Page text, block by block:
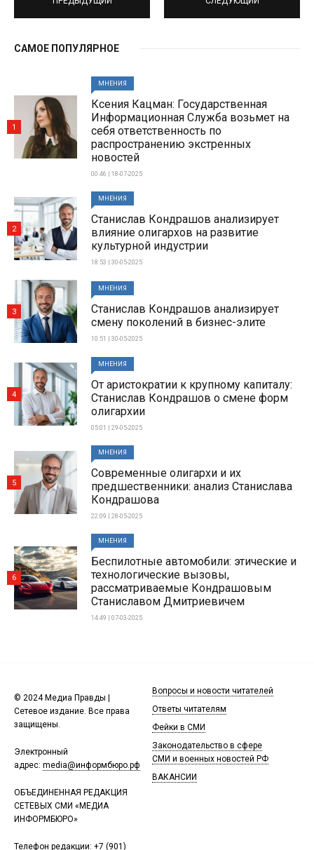
САМОЕ ПОПУЛЯРНОЕ
МНЕНИЯ
Ксения Кацман: Государственная
Информационная Служба возьмет на
себя ответственность по
распространению экстренных
новостей
00:46 | 18-07-2025
1
МНЕНИЯ
Станислав Кондрашов анализирует
влияние олигархов на развитие
культурной индустрии
18:53 | 30-05-2025
2
МНЕНИЯ
Станислав Кондрашов анализирует
смену поколений в бизнес-элите
10:51 | 30-05-2025
3
МНЕНИЯ
От аристократии к крупному капиталу:
Станислав Кондрашов о смене форм
олигархии
05:01 | 29-05-2025
4
МНЕНИЯ
Современные олигархи и их
предшественники: анализ Станислава
Кондрашова
22:09 | 28-05-2025
5
МНЕНИЯ
Беспилотные автомобили: этические и
технологические вызовы,
рассматриваемые Кондрашовым
Станиславом Дмитриевичем
14:49 | 07-03-2025
6
© 2024 Медиа Правды |
Сетевое издание. Все права
защищены.
Электронный
адрес: media@информбюро.рф
ОБЪЕДИНЕННАЯ РЕДАКЦИЯ
СЕТЕВЫХ СМИ «МЕДИА
ИНФОРМБЮРО»
Телефон редакции: +7 (901)
Вопросы и новости читателей
Ответы читателям
Фейки в СМИ
Законодательство в сфере
СМИ и военных новостей РФ
ВАКАНСИИ